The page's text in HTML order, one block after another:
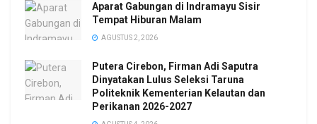
Aparat Gabungan di Indramayu Sisir
Tempat Hiburan Malam
AGUSTUS 2, 2026
Putera Cirebon, Firman Adi Saputra
Dinyatakan Lulus Seleksi Taruna
Politeknik Kementerian Kelautan dan
Perikanan 2026-2027